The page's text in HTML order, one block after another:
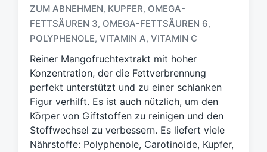
c
h
a
g
w
r
t
e
r
ZUM ABNEHMEN, KUPFER, OMEGA-
FETTSÄUREN 3, OMEGA-FETTSÄUREN 6,
POLYPHENOLE, VITAMIN A, VITAMIN C
Reiner Mangofruchtextrakt mit hoher
Konzentration, der die Fettverbrennung
perfekt unterstützt und zu einer schlanken
Figur verhilft. Es ist auch nützlich, um den
Körper von Giftstoffen zu reinigen und den
Stoffwechsel zu verbessern. Es liefert viele
Nährstoffe: Polyphenole, Carotinoide, Kupfer,